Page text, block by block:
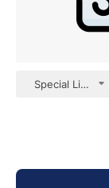
Special Lineal